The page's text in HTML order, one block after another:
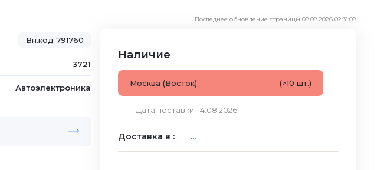
Последнее обновление страницы 08.08.2026 02:31:08
Вн.код 791760
3721
Автоэлектроника
Наличие
Москва (Восток) (>10 шт.)
Дата поставки: 14.08.2026
Доставка в : ...